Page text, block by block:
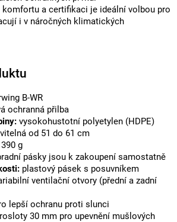
komfortu a certifikaci je ideální volbou pro
i v náročných klimatických
B-WR
ochranná přilba
vysokohustotní polyetylen (HDPE)
od 51 do 61 cm
g
pásky jsou k zakoupení samostatně
plastový pásek s posuvníkem
ventilační otvory (přední a zadní
lepší ochranu proti slunci
30 mm pro upevnění mušlových